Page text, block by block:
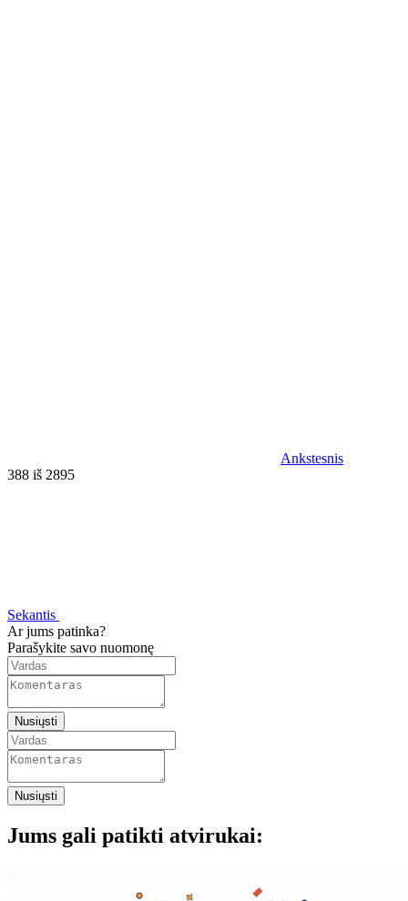
Ankstesnis
388 iš 2895
Sekantis
Ar jums patinka?
Parašykite savo nuomonę
Nusiųsti
Nusiųsti
Jums gali patikti atvirukai: